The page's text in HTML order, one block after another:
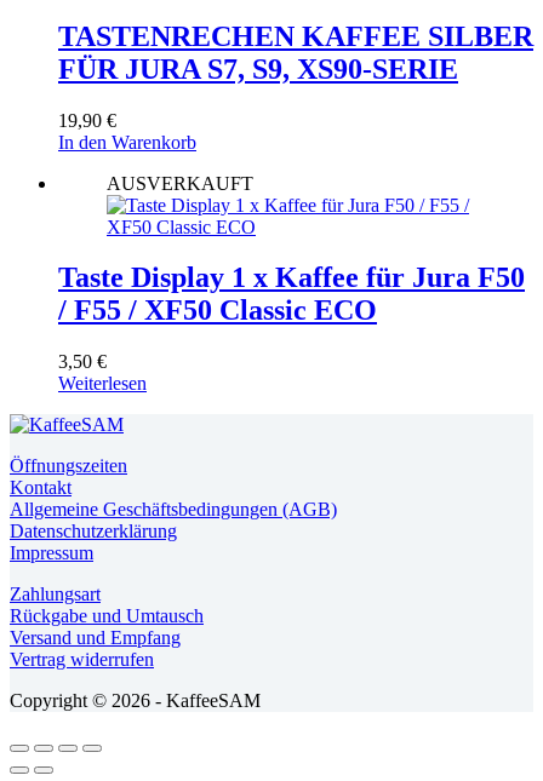
TASTENRECHEN KAFFEE SILBER
FÜR JURA S7, S9, XS90-SERIE
19,90 €
In den Warenkorb
AUSVERKAUFT
Taste Display 1 x Kaffee für Jura F50
/ F55 / XF50 Classic ECO
3,50 €
Weiterlesen
Öffnungszeiten
Kontakt
Allgemeine Geschäftsbedingungen (AGB)
Datenschutzerklärung
Impressum
Zahlungsart
Rückgabe und Umtausch
Versand und Empfang
Vertrag widerrufen
Copyright © 2026 - KaffeeSAM